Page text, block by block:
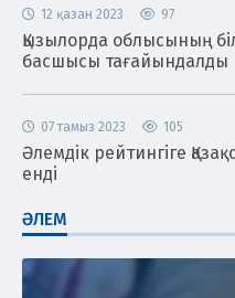
12 қазан 2023 97
Қызылорда облысының
басшысы тағайындалды
07 тамыз 2023 105
Әлемдік рейтингіге
енді
ӘЛЕМ